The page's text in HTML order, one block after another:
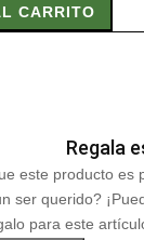
CARRITO
Regala
este producto es
ser querido?
para este